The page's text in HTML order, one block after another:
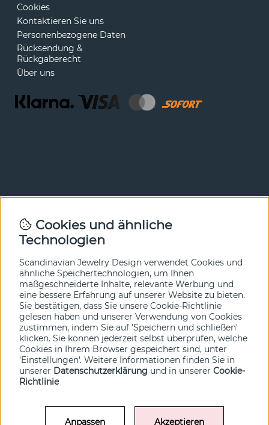
Cookies
Kontaktieren Sie uns
Personenbezogene Daten
Rücksendung &
Rückgaberecht
Über uns
Newsletter
In unserem Newsletter erfahren Sie vor allen anderen
hier an.
Ja bitte!
Cookies und ähnliche
Technologien
Scandinavian Jewelry Design verwendet Cookies und
ähnliche Speichertechnologien, um Ihnen
maßgeschneiderte Inhalte, relevante Werbung und
eine bessere Erfahrung auf unserer Website zu bieten.
Sie bestätigen, dass Sie unsere Cookie-Richtlinie
gelesen haben und unserer Verwendung von Cookies
zustimmen, indem Sie auf 'Speichern und schließen'
klicken. Sie können jederzeit selbst überprüfen, welche
Cookies in Ihrem Browser gespeichert sind, unter
'Einstellungen'. Weitere Informationen finden Sie in
unserer Datenschutzerklärung und in unserer Cookie-
Richtlinie
Anpassen Akzeptieren